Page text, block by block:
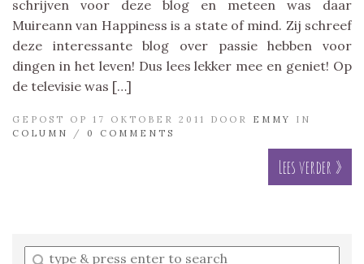
schrijven voor deze blog en meteen was daar
Muireann van Happiness is a state of mind. Zij schreef
deze interessante blog over passie hebben voor
dingen in het leven! Dus lees lekker mee en geniet! Op
de televisie was […]
GEPOST OP 17 OKTOBER 2011 DOOR EMMY
IN
COLUMN
/ 0 COMMENTS
Lees verder »
Enter